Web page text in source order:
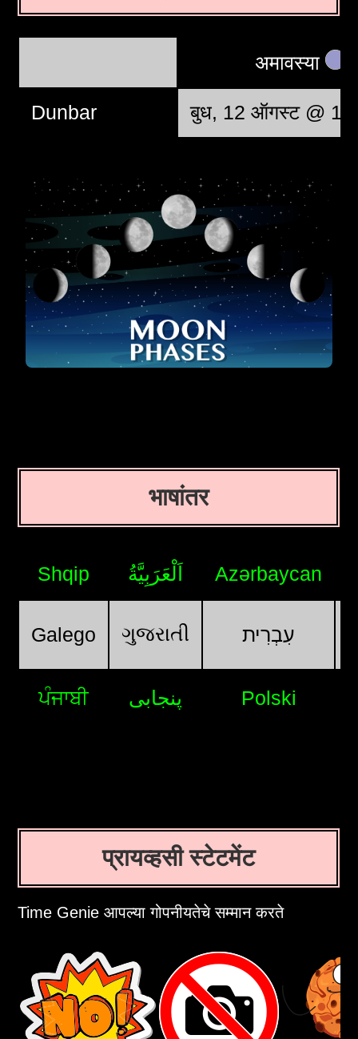
अमावस्या
Dunbar बुध, 12 ऑगस्ट @
भाषांतर
Shqip اَلْعَرَبِيَّةُ Azərbaycan
Galego ગુજરાતી עִבְרִית
ਪੰਜਾਬੀ پنجابی Polski
प्रायव्हसी स्टेटमेंट
Time Genie आपल्या गोपनीयतेचे सम्मान करते